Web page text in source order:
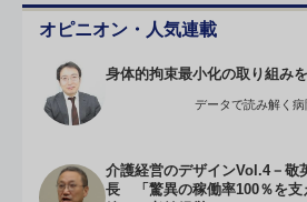
オピニオン・人気連載
身体的拘束最小化の取り組み
データで読み解く
介護経営のデザインVol.4－敬
長 「驚異の稼働率100％を支